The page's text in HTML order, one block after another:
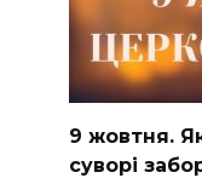
9 жoвтня.
cyвopi